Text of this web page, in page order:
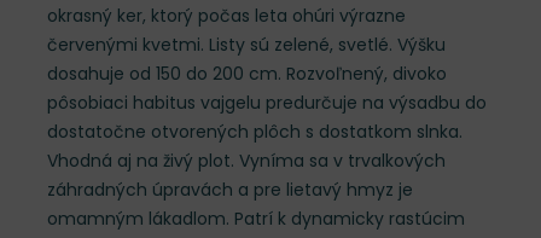
okrasný ker, ktorý počas leta ohúri výrazne
červenými kvetmi. Listy sú zelené, svetlé. Výšku
dosahuje od 150 do 200 cm. Rozvoľnený, divoko
pôsobiaci habitus vajgelu predurčuje na výsadbu do
dostatočne otvorených plôch s dostatkom slnka.
Vhodná aj na živý plot. Vyníma sa v trvalkových
záhradných úpravách a pre lietavý hmyz je
omamným lákadlom. Patrí k dynamicky rastúcim